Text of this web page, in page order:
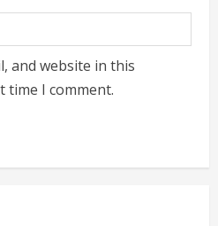
and website in this
time I comment.